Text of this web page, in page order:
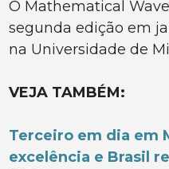
O Mathematical
segunda edição em
na Universidade de
VEJA TAMBÉM:
Terceiro em dia em
excelência e Brasil